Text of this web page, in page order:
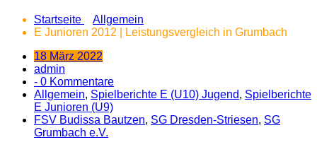
Startseite
Allgemein
E Junioren 2012 | Leistungsvergleich in Grumbach
18 März 2022
admin
- 0 Kommentare
Allgemein, Spielberichte E (U10) Jugend, Spielberichte
E Junioren (U9)
FSV Budissa Bautzen, SG Dresden-Striesen, SG
Grumbach e.V.